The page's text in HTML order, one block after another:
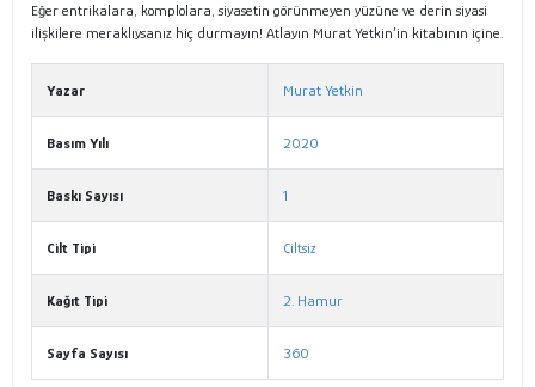
Eğer entrikalara, komplolara, siyasetin görünmeyen yüzüne ve derin siyasi
ilişkilere meraklıysanız hiç durmayın! Atlayın Murat Yetkin’in kitabının içine.
Yazar Murat Yetkin
Basım Yılı 2020
Baskı Sayısı 1
Cilt Tipi Ciltsiz
Kağıt Tipi 2. Hamur
Sayfa Sayısı 360